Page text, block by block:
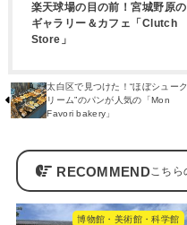
楽天球場の目の前！宮城野原の
ギャラリー＆カフェ「Clutch
Store」
太白区で見つけた！“ほぼシューク
リーム”のパンが人気の「Mon
Favori bakery」
RECOMMEND
博物館・美術館・科学館